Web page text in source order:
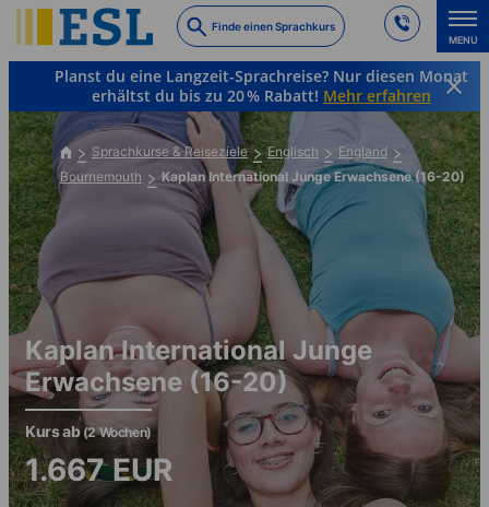
to
main
content
Finde einen Sprachkurs
MENU
Planst du eine Langzeit-Sprachreise? Nur diesen Monat
erhältst du bis zu 20 % Rabatt! Mehr erfahren
Sprachkurse & Reiseziele Englisch
England
Bournemouth
Kaplan International Junge Erwachsene (16-20)
Kaplan International Junge
Erwachsene (16-20)
Kurs ab (2 Wochen)
1.667EUR